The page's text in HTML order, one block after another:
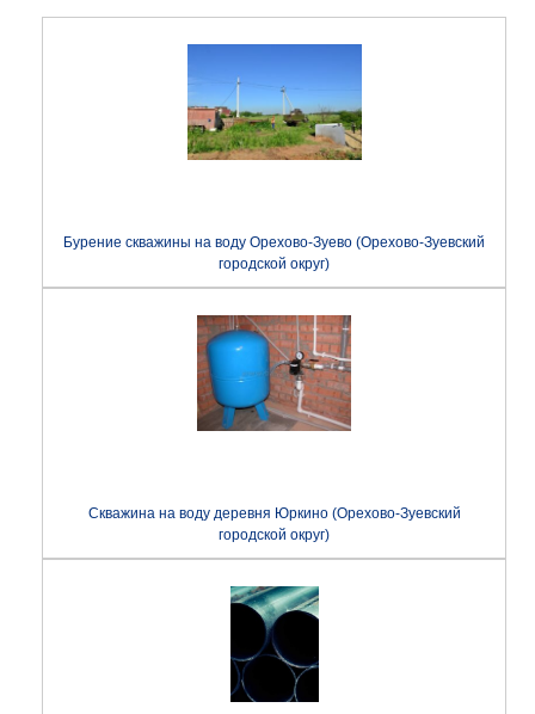
Бурение скважины на воду Орехово-Зуево (Орехово-Зуевский
городской округ)
Скважина на воду деревня Юркино (Орехово-Зуевский
городской округ)